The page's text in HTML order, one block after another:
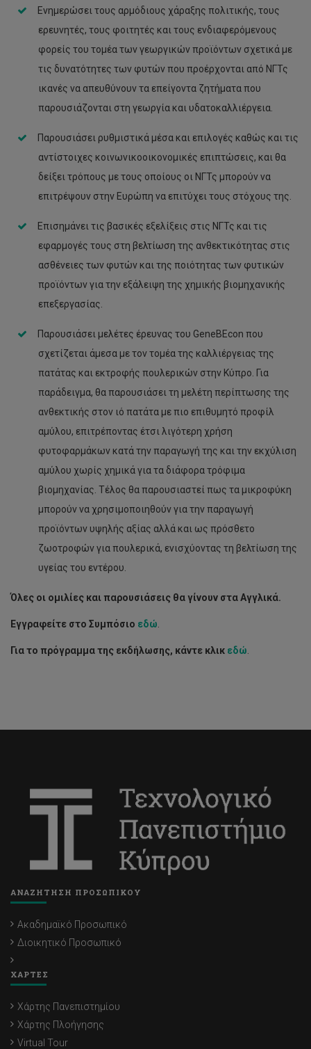
Ενημερώσει τους αρμόδιους χάραξης πολιτικής, τους
ερευνητές, τους φοιτητές και τους ενδιαφερόμενους
φορείς του τομέα των γεωργικών προϊόντων σχετικά με
τις δυνατότητες των φυτών που προέρχονται από ΝΓΤς
ικανές να απευθύνουν τα επείγοντα ζητήματα που
παρουσιάζονται στη γεωργία και υδατοκαλλιέργεια.
Παρουσιάσει ρυθμιστικά μέσα και επιλογές καθώς και τις
αντίστοιχες κοινωνικοοικονομικές επιπτώσεις, και θα
δείξει τρόπους με τους οποίους οι ΝΓΤς μπορούν να
επιτρέψουν στην Ευρώπη να επιτύχει τους στόχους της.
Επισημάνει τις βασικές εξελίξεις στις ΝΓΤς και τις
εφαρμογές τους στη βελτίωση της ανθεκτικότητας στις
ασθένειες των φυτών και της ποιότητας των φυτικών
προϊόντων για την εξάλειψη της χημικής βιομηχανικής
επεξεργασίας.
Παρουσιάσει μελέτες έρευνας του GeneBEcon που
σχετίζεται άμεσα με τον τομέα της καλλιέργειας της
πατάτας και εκτροφής πουλερικών στην Κύπρο. Για
παράδειγμα, θα παρουσιάσει τη μελέτη περίπτωσης της
ανθεκτικής στον ιό πατάτα με πιο επιθυμητό προφίλ
αμύλου, επιτρέποντας έτσι λιγότερη χρήση
φυτοφαρμάκων κατά την παραγωγή της και την εκχύλιση
αμύλου χωρίς χημικά για τα διάφορα τρόφιμα
βιομηχανίας. Τέλος θα παρουσιαστεί πως τα μικροφύκη
μπορούν να χρησιμοποιηθούν για την παραγωγή
προϊόντων υψηλής αξίας αλλά και ως πρόσθετο
ζωοτροφών για πουλερικά, ενισχύοντας τη βελτίωση της
υγείας του εντέρου.
Όλες οι ομιλίες και παρουσιάσεις θα γίνουν στα Αγγλικά.
Εγγραφείτε στο Συμπόσιο εδώ
Για το πρόγραμμα της εκδήλωσης, κάντε κλικ εδώ
ΑΝΑΖΗΤΗΣΗ ΠΡΟΣΩΠΙΚΟΥ
Ακαδημαϊκό Προσωπικό
Διοικητικό Προσωπικό
ΧΑΡΤΕΣ
Χάρτης Πανεπιστημίου
Χάρτης Πλοήγησης
Virtual Tour